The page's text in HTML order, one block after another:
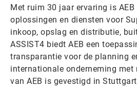
Met ruim 30 jaar ervaring is
oplossingen en diensten voor
inkoop, opslag en distributie,
ASSIST4 biedt AEB een
transparantie voor de planning
internationale onderneming
van AEB is gevestigd in